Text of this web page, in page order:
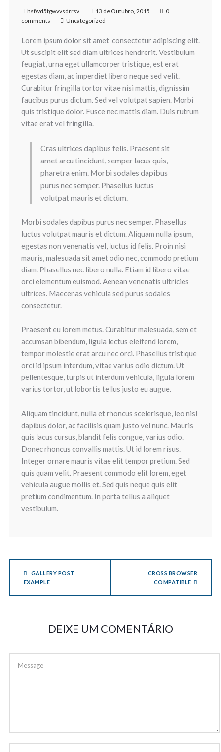
hsfwd5tgwvvsdrrsv 13 de Outubro, 2015
0
comments
Uncategorized
Lorem ipsum dolor sit amet, consectetur adipiscing elit.
Ut suscipit elit sed diam ultrices hendrerit. Vestibulum
feugiat, urna eget ullamcorper tristique, est erat
egestas diam, ac imperdiet libero neque sed velit.
Curabitur fringilla tortor vitae nisi mattis, dignissim
faucibus purus dictum. Sed vel volutpat sapien. Morbi
quis tristique dolor. Fusce nec mattis diam. Duis rutrum
vitae erat vel fringilla.
Cras ultrices dapibus felis. Praesent sit
amet arcu tincidunt, semper lacus quis,
pharetra enim. Morbi sodales dapibus
purus nec semper. Phasellus luctus
volutpat mauris et dictum.
Morbi sodales dapibus purus nec semper. Phasellus
luctus volutpat mauris et dictum. Aliquam nulla ipsum,
egestas non venenatis vel, luctus id felis. Proin nisi
mauris, malesuada sit amet odio nec, commodo pretium
diam. Phasellus nec libero nulla. Etiam id libero vitae
orci elementum euismod. Aenean venenatis ultricies
ultrices. Maecenas vehicula sed purus sodales
consectetur.
Praesent eu lorem metus. Curabitur malesuada, sem et
accumsan bibendum, ligula lectus eleifend lorem,
tempor molestie erat arcu nec orci. Phasellus tristique
orci id ipsum interdum, vitae varius odio dictum. Ut
pellentesque, turpis ut interdum vehicula, ligula lorem
varius tortor, ut lobortis tellus justo eu augue.
Aliquam tincidunt, nulla et rhoncus scelerisque, leo nisl
dapibus dolor, ac facilisis quam justo vel nunc. Mauris
quis lacus cursus, blandit felis congue, varius odio.
Donec rhoncus convallis mattis. Ut id lorem risus.
Integer ornare mauris vitae elit tempor pretium. Sed
quis quam velit. Praesent commodo elit lorem, eget
vehicula augue mollis et. Sed quis neque quis elit
pretium condimentum. In porta tellus a aliquet
vestibulum.
GALLERY POST
EXAMPLE
CROSS BROWSER
COMPATIBLE
DEIXE UM COMENTÁRIO